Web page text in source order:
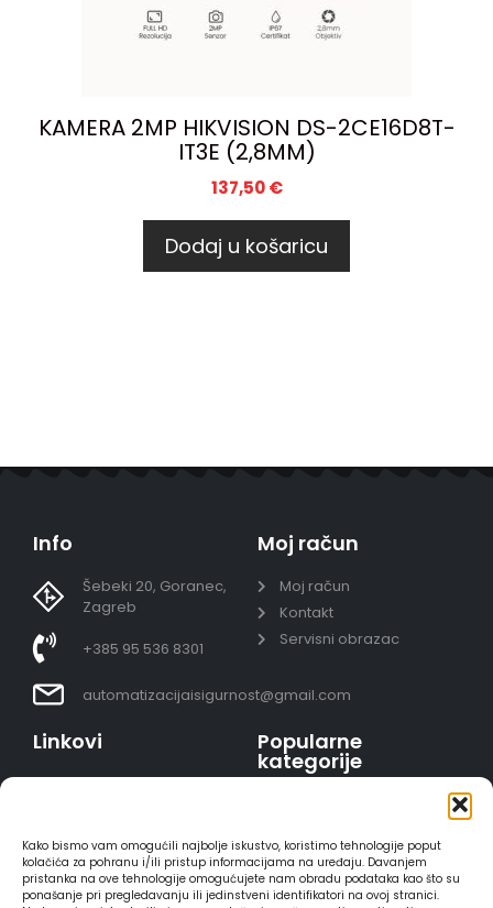
Kako bismo vam omogućili najbolje iskustvo, koristimo tehnologije poput
kolačića za pohranu i/ili pristup informacijama na uređaju. Davanjem
pristanka na ove tehnologije omogućujete nam obradu podataka kao što su
ponašanje pri pregledavanju ili jedinstveni identifikatori na ovoj stranici.
KAMERA 2MP HIKVISION DS-2CE16D8T-
IT3E (2,8MM)
137,50€
Dodaj u košaricu
Info
Šebeki 20, Goranec,
Zagreb
+385 95 536 8301
automatizacijaisigurnost@gmail.com
Moj račun
Moj račun
Kontakt
Servisni obrazac
Linkovi
Sigurno plaćanje
karticama
Dostava
Popularne
kategorije
Video nadzor - kompleti
AJAX alarmi
HIKVISION portafoni